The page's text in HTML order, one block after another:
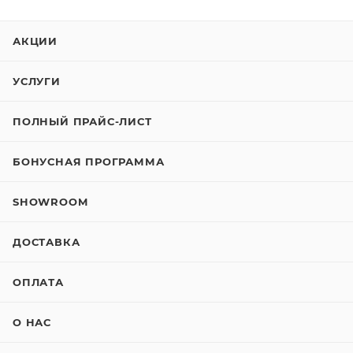
АКЦИИ
УСЛУГИ
ПОЛНЫЙ ПРАЙС-ЛИСТ
БОНУСНАЯ ПРОГРАММА
SHOWROOM
ДОСТАВКА
ОПЛАТА
О НАС